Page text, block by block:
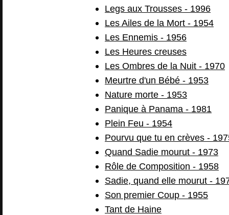
Legs aux Trousses - 1996
Les Ailes de la Mort - 1954
Les Ennemis - 1956
Les Heures creuses
Les Ombres de la Nuit - 1970
Meurtre d'un Bébé - 1953
Nature morte - 1953
Panique à Panama - 1981
Plein Feu - 1954
Pourvu que tu en crèves -
Quand Sadie mourut - 1973
Rôle de Composition - 1958
Sadie, quand elle mourut -
Son premier Coup - 1955
Tant de Haine